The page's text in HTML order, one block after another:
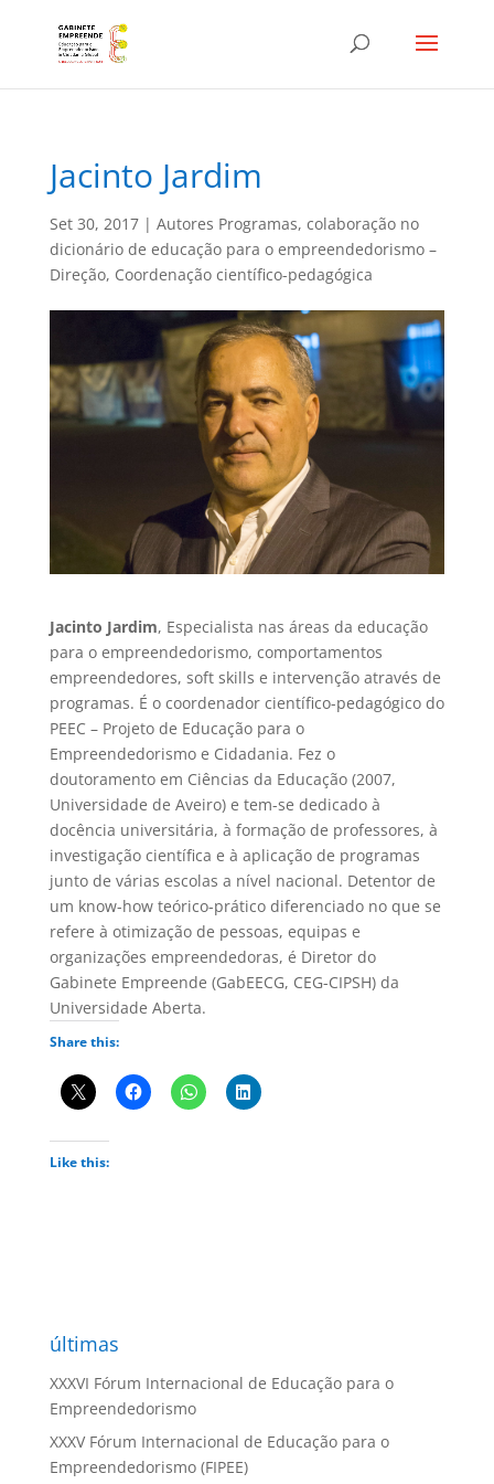
Jacinto Jardim
Set 30, 2017| Autores Programas, colaboração no
dicionário de educação para o empreendedorismo –
Direção, Coordenação científico-pedagógica
Jacinto Jardim, Especialista nas áreas da educação
para o empreendedorismo, comportamentos
empreendedores, soft skills e intervenção através de
programas. É o coordenador científico-pedagógico do
PEEC – Projeto de Educação para o
Empreendedorismo e Cidadania. Fez o
doutoramento em Ciências da Educação (2007,
Universidade de Aveiro) e tem-se dedicado à
docência universitária, à formação de professores, à
investigação científica e à aplicação de programas
junto de várias escolas a nível nacional. Detentor de
um know-how teórico-prático diferenciado no que se
refere à otimização de pessoas, equipas e
organizações empreendedoras, é Diretor do
Gabinete Empreende (GabEECG, CEG-CIPSH) da
Universidade Aberta.
Share this:
Like this:
últimas
XXXVI Fórum Internacional de Educação para o
Empreendedorismo
XXXV Fórum Internacional de Educação para o
Empreendedorismo (FIPEE)